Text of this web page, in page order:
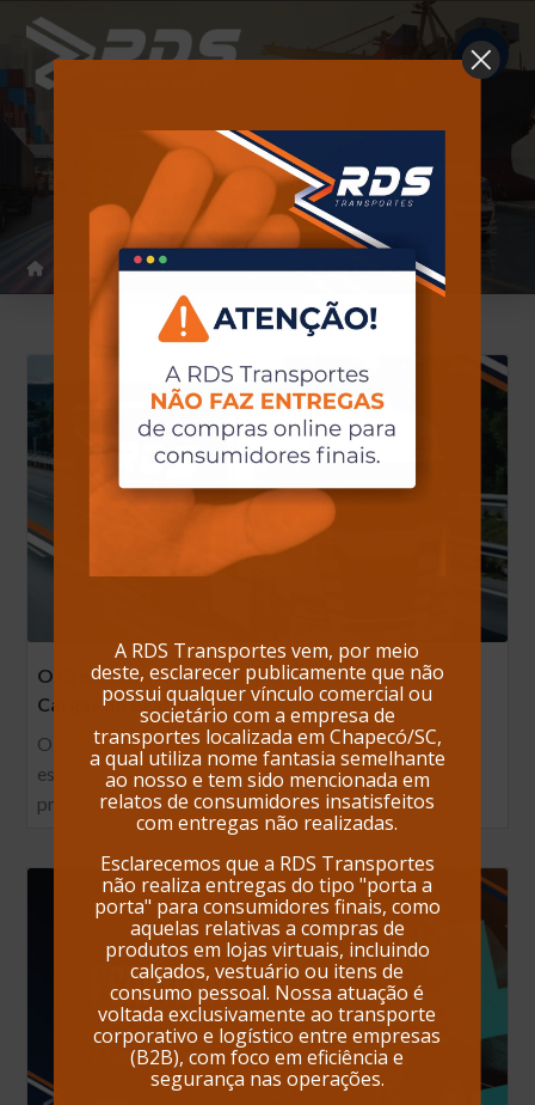
Notícias
Home Notícias #SoluçõesLogísticas
O Crescimento do Transporte Rodoviário de
Cargas no Brasil
O setor de transporte rodoviário de cargas no Brasil
está prestes a se expandir significativamente nos
próximos anos. De acordo…
A RDS Transportes vem, por meio
deste, esclarecer publicamente que não
possui qualquer vínculo comercial ou
societário com a empresa de
transportes localizada em Chapecó/SC,
a qual utiliza nome fantasia semelhante
ao nosso e tem sido mencionada em
relatos de consumidores insatisfeitos
com entregas não realizadas.
Esclarecemos que a RDS Transportes
não realiza entregas do tipo "porta a
porta" para consumidores finais, como
aquelas relativas a compras de
produtos em lojas virtuais, incluindo
calçados, vestuário ou itens de
consumo pessoal. Nossa atuação é
voltada exclusivamente ao transporte
corporativo e logístico entre empresas
(B2B), com foco em eficiência e
segurança nas operações.